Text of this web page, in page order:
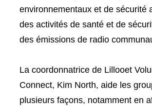
environnementaux et de sécurité
des activités de santé et de
des émissions de radio
La coordonnatrice de Lillooet
Connect, Kim North, aide les
plusieurs façons, notamment en